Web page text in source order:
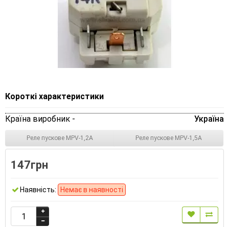
Короткі характеристики
Країна виробник - Україна
Реле пускове MPV-1,2A Реле пускове MPV-1,5A
147грн
Наявність: Немає в наявності